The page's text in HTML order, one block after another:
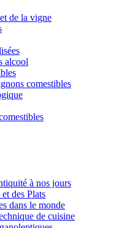
de la vigne
alcool
comestibles
à nos jours
des Plats
dans le monde
de cuisine